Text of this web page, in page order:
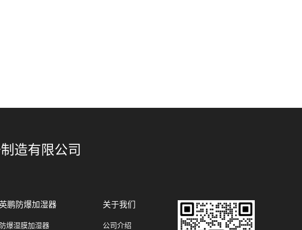
造有限公司
英鹏防爆加湿器
防爆湿膜加湿器
关于我们
公司介绍